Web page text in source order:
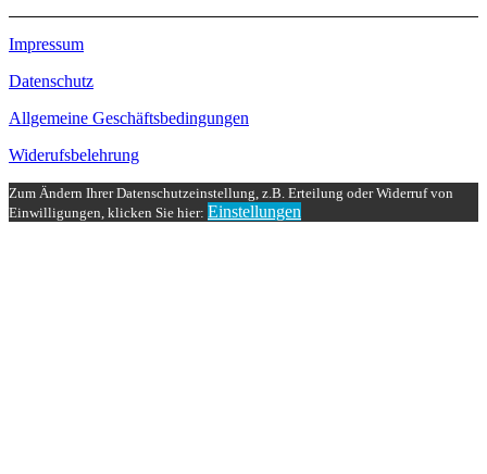
Impressum
Datenschutz
Allgemeine Geschäftsbedingungen
Widerufsbelehrung
Zum Ändern Ihrer Datenschutzeinstellung, z.B. Erteilung oder Widerruf von
Einwilligungen, klicken Sie hier: Einstellungen